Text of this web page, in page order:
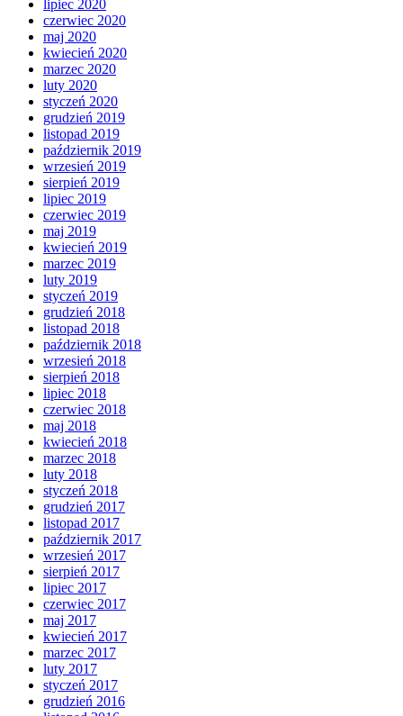
lipiec 2020
czerwiec 2020
maj 2020
kwiecień 2020
marzec 2020
luty 2020
styczeń 2020
grudzień 2019
listopad 2019
październik 2019
wrzesień 2019
sierpień 2019
lipiec 2019
czerwiec 2019
maj 2019
kwiecień 2019
marzec 2019
luty 2019
styczeń 2019
grudzień 2018
listopad 2018
październik 2018
wrzesień 2018
sierpień 2018
lipiec 2018
czerwiec 2018
maj 2018
kwiecień 2018
marzec 2018
luty 2018
styczeń 2018
grudzień 2017
listopad 2017
październik 2017
wrzesień 2017
sierpień 2017
lipiec 2017
czerwiec 2017
maj 2017
kwiecień 2017
marzec 2017
luty 2017
styczeń 2017
grudzień 2016